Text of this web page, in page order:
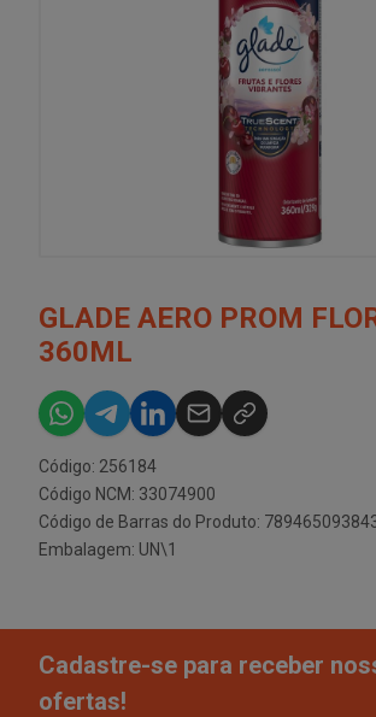
GLADE AERO PROM
360ML
Código: 256184
Código NCM: 33074900
Código de Barras do Produto:
Embalagem: UN\1
Cadastre-se para receber
ofertas!